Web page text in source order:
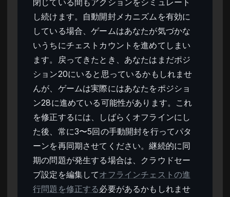
し続けます。自動開封メカニズムを有効に
している場合、ゲームはあなたが気づかな
いうちにチェストカウントを進めてしまい
ます。戻ってきたとき、あなたはまだポジ
ション20にいると思っているかもしれませ
んが、ゲームは実際にはあなたをポジショ
ン28に進めている可能性があります。これ
を修正するには、しばらくオフラインにし
た後、常に3〜5回の手動開封を行ってパタ
ーンを再同期させてください。継続的に同
期の問題が発生する場合は、クラウドセー
ブ設定を編集してオフラインチェストの進
行問題を修正する必要があるかもしれませ